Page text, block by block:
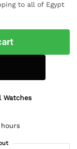
to all of Egypt
Watches